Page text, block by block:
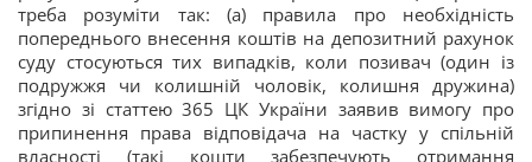
треба розуміти так: (а) правила про необхідність
попереднього внесення коштів на депозитний рахунок
суду стосуються тих випадків, коли позивач (один із
подружжя чи колишній чоловік, колишня дружина)
згідно зі статтею 365 ЦК України заявив вимогу про
припинення права відповідача на частку у спільній
власності (такі кошти забезпечують отримання